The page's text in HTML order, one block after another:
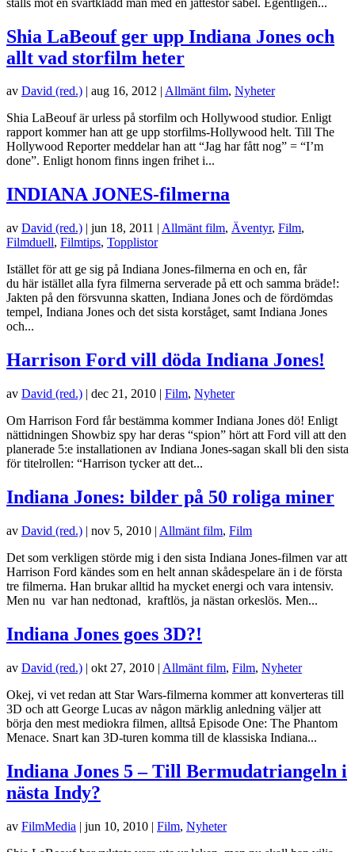
Shia LaBeouf ger upp Indiana Jones och
allt vad storfilm heter
av David (red.) | aug 16, 2012 | Allmänt film, Nyheter
Shia LaBeouf är urless på storfilm och Hollywood studior. Enligt
rapport kommer han att ge upp storfilms-Hollywood helt. Till The
Hollywood Reporter meddelar han att “Jag har fått nog” = “I’m
done”. Enligt honom finns ingen frihet i...
INDIANA JONES-filmerna
av David (red.) | jun 18, 2011 | Allmänt film, Äventyr, Film,
Filmduell, Filmtips, Topplistor
Istället för att ge sig på Indiana Jones-filmerna en och en, får
du här istället alla fyra filmerna serverade på ett och samma bräde!:
Jakten på den försvunna skatten, Indiana Jones och de fördömdas
tempel, Indiana Jones och det sista korståget, samt Indiana Jones
och...
Harrison Ford vill döda Indiana Jones!
av David (red.) | dec 21, 2010 | Film, Nyheter
Om Harrison Ford får bestämma kommer Indiana Jones dö! Enligt
nättidningen Showbiz spy har deras “spion” hört att Ford vill att den
planerade 5:e installationen av Indiana Jones-sagan skall bli den sista
för titelrollen: “Harrison tycker att det...
Indiana Jones: bilder på 50 roliga miner
av David (red.) | nov 5, 2010 | Allmänt film, Film
Det som verkligen störde mig i den sista Indiana Jones-filmen var att
Harrison Ford kändes som en helt annan skådespelare än i de första
tre filmerna. Han brukar alltid ha mycket energi och vara intensiv.
Men nu var han nedtonad, kraftlös, ja nästan orkeslös. Men...
Indiana Jones goes 3D?!
av David (red.) | okt 27, 2010 | Allmänt film, Film, Nyheter
Okej, vi vet redan att Star Wars-filmerna kommer att konverteras till
3D och att George Lucas av någon märklig anledning väljer att
börja den mest mediokra filmen, alltså Episode One: The Phantom
Menace. Snart kan 3D-turen komma till de klassiska Indiana...
Indiana Jones 5 – Till Bermudatriangeln i
nästa Indy?
av FilmMedia | jun 10, 2010 | Film, Nyheter